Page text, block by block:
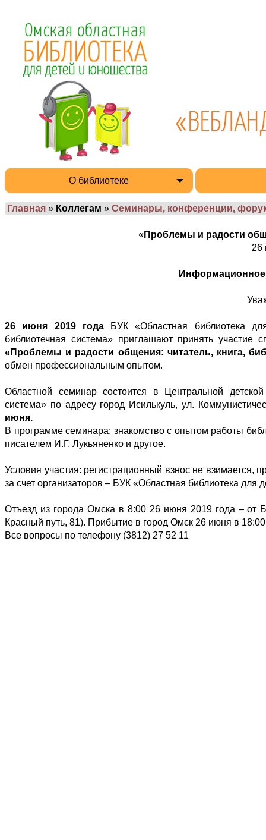
О библиотеке
Главная » Коллегам » Семинары, конференции,
«Проблемы и радости
26
26 июня 2019 годаБУК «Областная библиотека
библиотечная система» приглашают принять
«Проблемы и радости общения: читатель, книга,
обмен профессиональным опытом.
Областной семинар состоится в Центральной
система» по адресу город Исилькуль, ул.
июня.
В программе семинара: знакомство с опытом работы
писателем И.Г. Лукьяненко и другое.
Условия участия: регистрационный взнос не взимается,
за счет организаторов – БУК «Областная библиотека для
Отъезд из города Омска в 8:00 26 июня 2019 года – от
Красный путь, 81). Прибытие в город Омск 26 июня в
Все вопросы по телефону (3812) 27 52 11